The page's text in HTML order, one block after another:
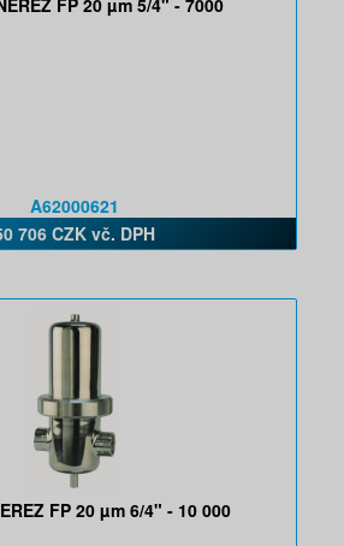
FP 20 µm 5/4" - 7000
A62000621
706 CZK vč. DPH
FP 20 µm 6/4" - 10 000